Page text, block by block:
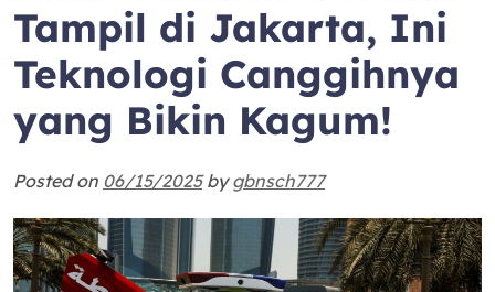
Tampil di Jakarta, Ini
Teknologi Canggihnya
yang Bikin Kagum!
Posted on 06/15/2025bygbnsch777